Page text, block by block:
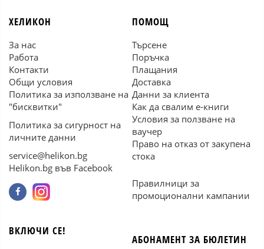
ХЕЛИКОН
За нас
Работа
Контакти
Общи условия
Политика за използване на
"бисквитки"
Политика за сигурност на
личните данни
service@helikon.bg
Helikon.bg във Facebook
ПОМОЩ
Търсене
Поръчка
Плащания
Доставка
Данни за клиента
Как да свалим е-книги
Условия за ползване на
ваучер
Право на отказ от закупена
стока
Правилници за
промоционални кампании
ВКЛЮЧИ СЕ!
АБОНАМЕНТ ЗА БЮЛЕТИН